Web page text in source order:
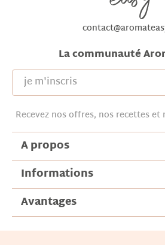
La communauté
Recevez nos offres, nos recettes et
A propos
Informations
Avantages